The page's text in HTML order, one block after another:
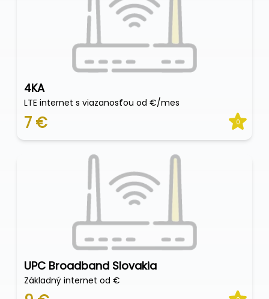
4KA
LTE internet s viazanosťou od €/mes
7 € 0
UPC Broadband Slovakia
Základný internet od €